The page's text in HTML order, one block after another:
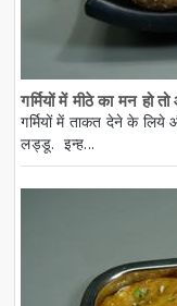
गर्मियों में मीठे का मन
गर्मियों में ताकत देने के
लड्डू. इन्ह...